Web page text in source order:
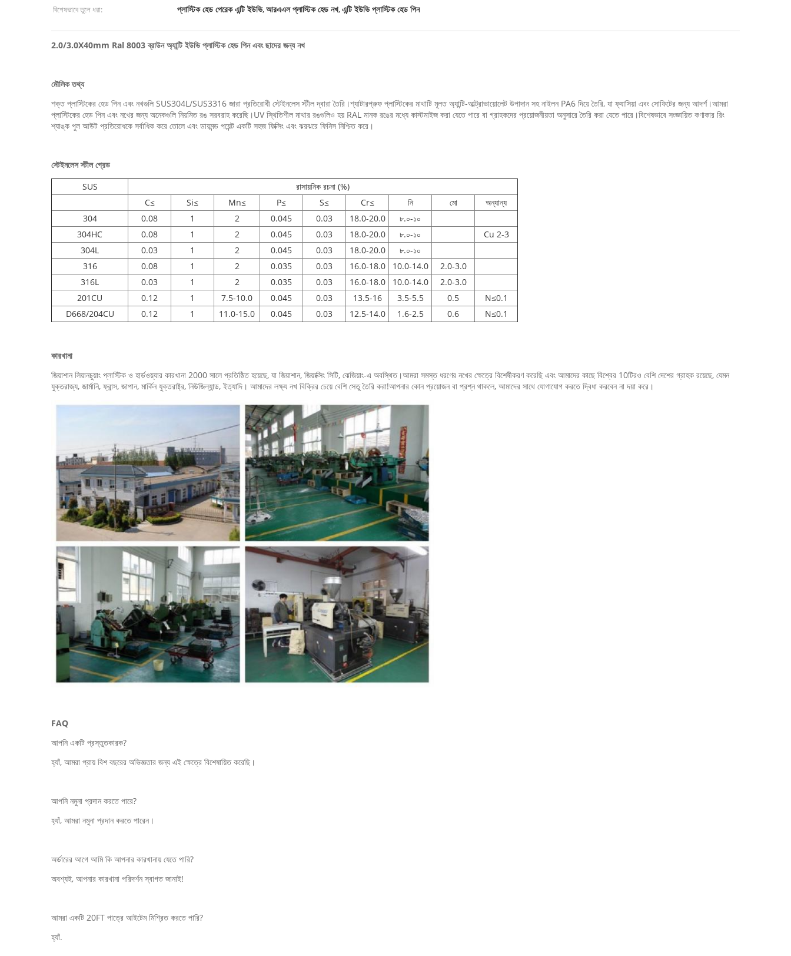
বিশেষভাবে তুলে ধরা:
প্লাস্টিক হেড পেরেক এন্টি ইউভি,আরএএল প্লাস্টিক হেড নখ,এন্টি ইউভি প্লাস্টিক হেড পিন
2.0/3.0X40mm Ral 8003 ব্রাউন অ্যান্টি ইউভি প্লাস্টিক হেড পিন এবং ছাদের জন্য নখ
মৌলিক তথ্য
শক্ত প্লাস্টিকের হেড পিন এবং নখগুলি SUS304L/SUS3316 জারা প্রতিরোধী স্টেইনলেস স্টীল দ্বারা তৈরি।শ্যাটারপ্রুফ প্লাস্টিকের মাথাটি মূলত অ্যান্টি-আল্ট্রাভায়োলেট উপাদান সহ নাইলন PA6 দিয়ে তৈরি, যা ফ্যাসিয়া এবং সোফিটের জন্য আদর্শ।আমরা
প্লাস্টিকের হেড পিন এবং নখের জন্য অনেকগুলি নিয়মিত রঙ সরবরাহ করেছি।UV স্থিতিশীল মাথার রঙগুলিও হয় RAL মানক রঙের মধ্যে কাস্টমাইজ করা যেতে পারে বা গ্রাহকদের প্রয়োজনীয়তা অনুসারে তৈরি করা যেতে পারে।বিশেষভাবে সংজ্ঞায়িত কণাকার রিং
শ্যাঙ্ক পুল আউট প্রতিরোধকে সর্বাধিক করে তোলে এবং ডায়মন্ড পয়েন্ট একটি সহজ ফিক্সিং এবং ঝরঝরে ফিনিস নিশ্চিত করে।
স্টেইনলেস স্টীল গ্রেড
SUS
রাসায়নিক রচনা (%)
C≤
Si≤ Mn≤ P≤ S≤ Cr≤ নি মো
অন্যান্য
304
0.08 1 2 0.045 0.03 18.0-20.0
৮.০-১০
304HC
0.08 1 2 0.045 0.03 18.0-20.0 ৮.০-১০
Cu 2-3
304L
0.03 1 2 0.045 0.03 18.0-20.0
৮.০-১০
316
0.08 1 2 0.035 0.03 16.0-18.0 10.0-14.0
2.0-3.0
316L
0.03 1 2 0.035 0.03 16.0-18.0 10.0-14.0
2.0-3.0
201CU
0.12 1 7.5-10.0 0.045 0.03 13.5-16 3.5-5.5 0.5
N≤0.1
D668/204CU
0.12 1 11.0-15.0 0.045 0.03 12.5-14.0 1.6-2.5 0.6 N≤0.1
কারখানা
জিয়াশান লিয়ানচুয়াং প্লাস্টিক ও হার্ডওয়্যার কারখানা 2000 সালে প্রতিষ্ঠিত হয়েছে, যা জিয়াশান, জিয়াক্সিং সিটি, ঝেজিয়াং-এ অবস্থিত।আমরা সমস্ত ধরণের নখের ক্ষেত্রে বিশেষীকরণ করেছি এবং আমাদের কাছে বিশ্বের 10টিরও বেশি দেশের গ্রাহক রয়েছে, যেমন
যুক্তরাজ্য, জার্মানি, ফ্রান্স, জাপান, মার্কিন যুক্তরাষ্ট্র, নিউজিল্যান্ড, ইত্যাদি। আমাদের লক্ষ্য নখ বিক্রির চেয়ে বেশি সেতু তৈরি করা!আপনার কোন প্রয়োজন বা প্রশ্ন থাকলে, আমাদের সাথে যোগাযোগ করতে দ্বিধা করবেন না দয়া করে।
FAQ
আপনি একটি প্রস্তুতকারক?
হ্যাঁ, আমরা প্রায় বিশ বছরের অভিজ্ঞতার জন্য এই ক্ষেত্রে বিশেষায়িত করেছি।
আপনি নমুনা প্রদান করতে পারে?
হ্যাঁ, আমরা নমুনা প্রদান করতে পারেন।
অর্ডারের আগে আমি কি আপনার কারখানায় যেতে পারি?
অবশ্যই, আপনার কারখানা পরিদর্শন স্বাগত জানাই!
আমরা একটি 20FT পাত্রে আইটেম মিশ্রিত করতে পারি?
হ্যাঁ.